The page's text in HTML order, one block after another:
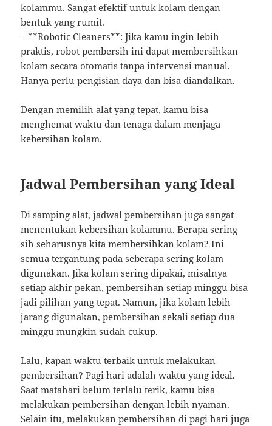
kolammu. Sangat efektif untuk kolam dengan
bentuk yang rumit.
– **Robotic Cleaners**: Jika kamu ingin lebih
praktis, robot pembersih ini dapat membersihkan
kolam secara otomatis tanpa intervensi manual.
Hanya perlu pengisian daya dan bisa diandalkan.
Dengan memilih alat yang tepat, kamu bisa
menghemat waktu dan tenaga dalam menjaga
kebersihan kolam.
Jadwal Pembersihan yang Ideal
Di samping alat, jadwal pembersihan juga sangat
menentukan kebersihan kolammu. Berapa sering
sih seharusnya kita membersihkan kolam? Ini
semua tergantung pada seberapa sering kolam
digunakan. Jika kolam sering dipakai, misalnya
setiap akhir pekan, pembersihan setiap minggu bisa
jadi pilihan yang tepat. Namun, jika kolam lebih
jarang digunakan, pembersihan sekali setiap dua
minggu mungkin sudah cukup.
Lalu, kapan waktu terbaik untuk melakukan
pembersihan? Pagi hari adalah waktu yang ideal.
Saat matahari belum terlalu terik, kamu bisa
melakukan pembersihan dengan lebih nyaman.
Selain itu, melakukan pembersihan di pagi hari juga